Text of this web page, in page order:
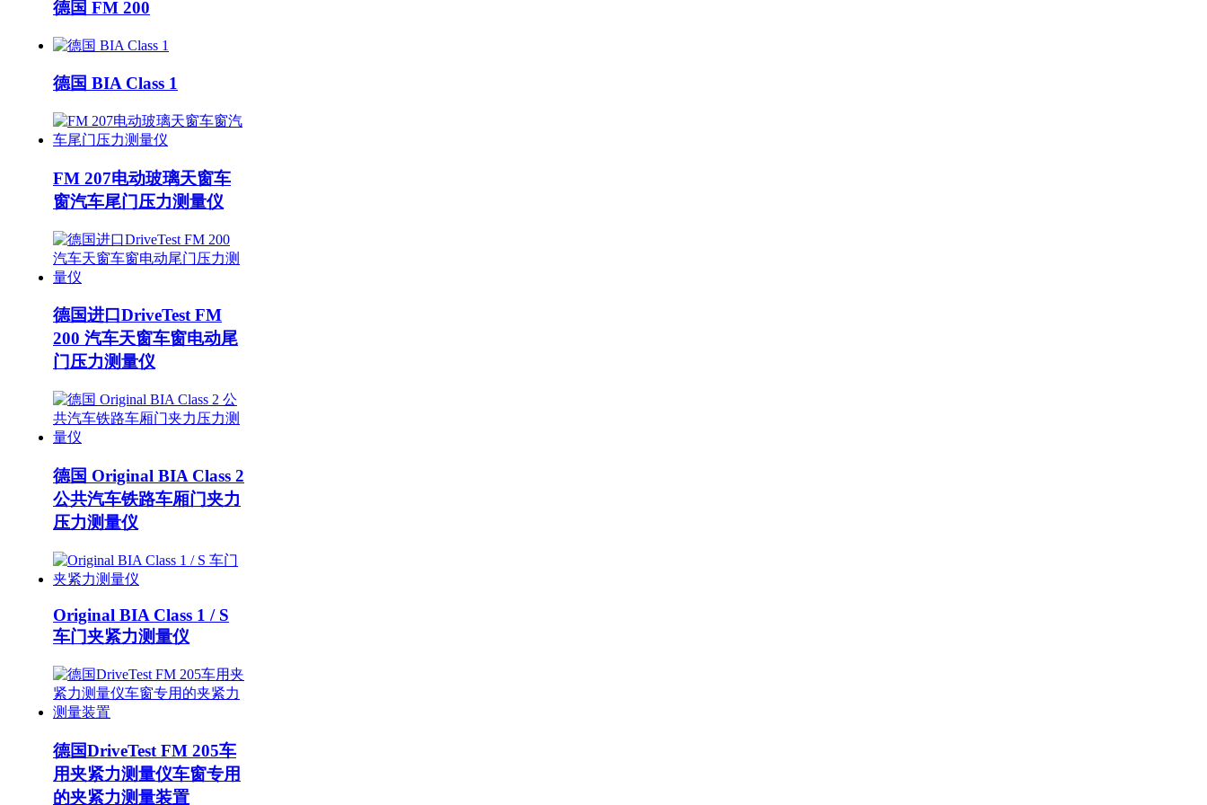
德国 FM 200
德国 BIA Class 1
FM 207电动玻璃天窗车
窗汽车尾门压力测量仪
德国进口DriveTest FM
200 汽车天窗车窗电动尾
门压力测量仪
德国 Original BIA Class 2
公共汽车铁路车厢门夹力
压力测量仪
Original BIA Class 1 / S
车门夹紧力测量仪
德国DriveTest FM 205车
用夹紧力测量仪车窗专用
的夹紧力测量装置